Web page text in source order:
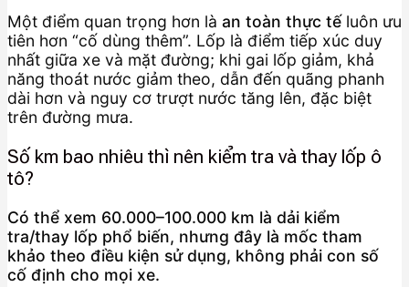
Một điểm quan trọng hơn là an toàn thực tếluôn ưu
tiên hơn “cố dùng thêm”. Lốp là điểm tiếp xúc duy
nhất giữa xe và mặt đường; khi gai lốp giảm, khả
năng thoát nước giảm theo, dẫn đến quãng phanh
dài hơn và nguy cơ trượt nước tăng lên, đặc biệt
trên đường mưa.
Số km bao nhiêu thì nên kiểm tra và thay lốp ô
tô?
Có thể xem 60.000–100.000 km là dải kiểm
tra/thay lốp phổ biến, nhưng đây là mốc tham
khảo theo điều kiện sử dụng, không phải con số
cố định cho mọi xe.